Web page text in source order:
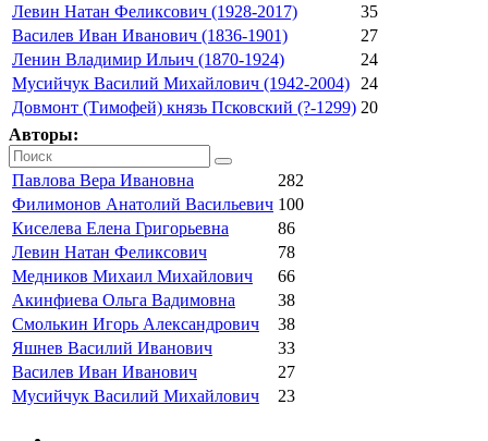
Левин Натан Феликсович (1928-2017)
35
Василев Иван Иванович (1836-1901)
27
Ленин Владимир Ильич (1870-1924)
24
Мусийчук Василий Михайлович (1942-2004)
24
Довмонт (Тимофей) князь Псковский (?-1299) 20
Авторы:
Павлова Вера Ивановна
282
Филимонов Анатолий Васильевич 100
Киселева Елена Григорьевна
86
Левин Натан Феликсович
78
Медников Михаил Михайлович
66
Акинфиева Ольга Вадимовна
38
Смолькин Игорь Александрович
38
Яшнев Василий Иванович
33
Василев Иван Иванович
27
Мусийчук Василий Михайлович
23